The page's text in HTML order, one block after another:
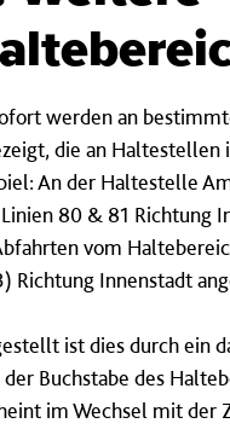
werden an
die an Haltestellen
An der Haltestelle
80 & 81 Richtung
vom
Richtung Innenstadt
ist dies durch ein
Buchstabe des
im Wechsel mit der